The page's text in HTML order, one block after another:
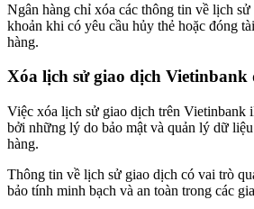
Ngân hàng chỉ xóa các thông tin về lịch sử
khoản khi có yêu cầu hủy thẻ hoặc đóng
hàng.
Xóa lịch sử giao dịch Vietinbank
Việc xóa lịch sử giao dịch trên Vietinbank
bởi những lý do bảo mật và quản lý dữ
hàng.
Thông tin về lịch sử giao dịch có vai trò
bảo tính minh bạch và an toàn trong các